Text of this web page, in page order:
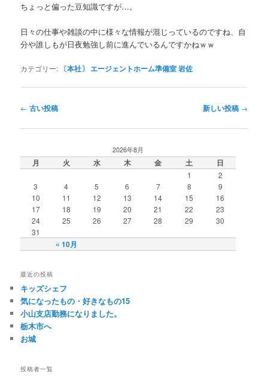
ちょっと偏った豆知識ですが…。
日々の仕事や雑談の中に様々な情報が混じっているのですね、自
分や誰しもが日夜勉強し前に進んでいるんですかねｗｗ
カテゴリー: 〔本社〕 エージェントホーム準備室 岩佐
投稿ナビゲーション
← 古い投稿 新しい投稿 →
2026年8月
月 火 水 木 金 土 日
« 10月
1
2
3
4 5 6 7 8
9
10
11 12 13 14 15
16
17
18 19 20 21 22
23
24
25 26 27 28 29
30
31
最近の投稿
キッズシェフ
気になったもの・好きなもの15
小山支店勤務になりました。
栃木市へ
お城
投稿者一覧